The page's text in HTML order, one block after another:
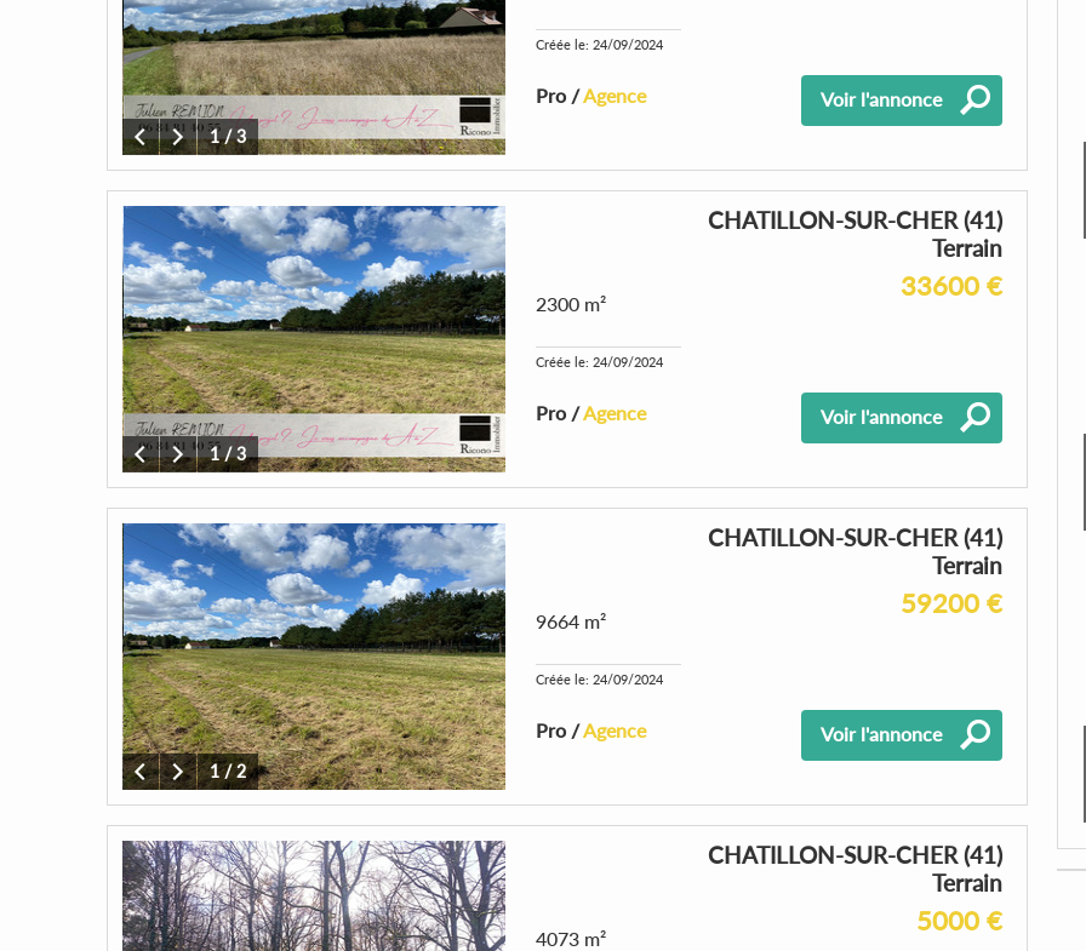
1/3
Créée le: 24/09/2024
Pro /Agence Voir l'annonce
1/3
CHATILLON-SUR-CHER (41)
Terrain
33600 €
2300 m²
Créée le: 24/09/2024
Pro /Agence Voir l'annonce
1/2
CHATILLON-SUR-CHER (41)
Terrain
59200 €
9664 m²
Créée le: 24/09/2024
Pro /Agence Voir l'annonce
CHATILLON-SUR-CHER (41)
Terrain
5000 €
4073 m²